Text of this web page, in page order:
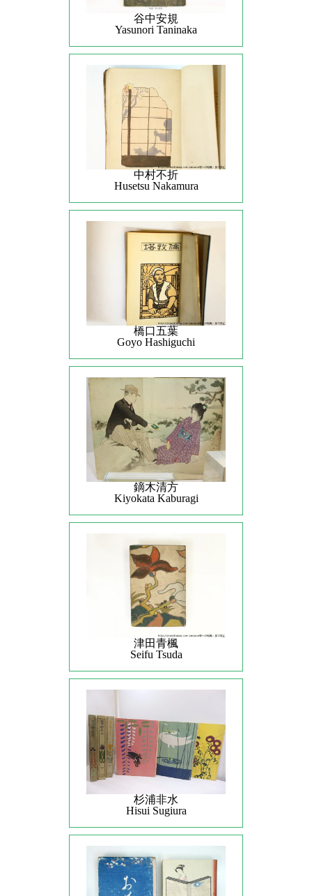
谷中安規
Yasunori Taninaka
中村不折
Husetsu Nakamura
橋口五葉
Goyo Hashiguchi
鏑木清方
Kiyokata Kaburagi
津田青楓
Seifu Tsuda
杉浦非水
Hisui Sugiura